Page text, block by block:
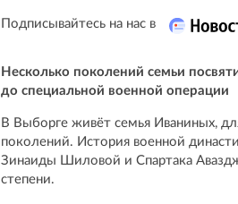
Подписывайтесь на нас в
Несколько поколений семьи
до специальной военной операции
В Выборге живёт семья Иваниных,
поколений. История военной
Зинаиды Шиловой и Спартака
степени.